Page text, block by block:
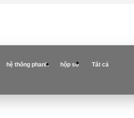
hệ thống phanh hộp số Tất cả